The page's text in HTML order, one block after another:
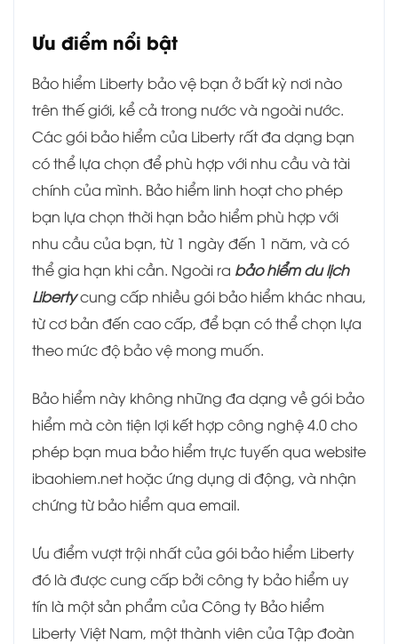
Ưu điểm nổi bật
Bảo hiểm Liberty bảo vệ bạn ở bất kỳ nơi nào
trên thế giới, kể cả trong nước và ngoài nước.
Các gói bảo hiểm của Liberty rất đa dạng bạn
có thể lựa chọn để phù hợp với nhu cầu và tài
chính của mình. Bảo hiểm linh hoạt cho phép
bạn lựa chọn thời hạn bảo hiểm phù hợp với
nhu cầu của bạn, từ 1 ngày đến 1 năm, và có
thể gia hạn khi cần. Ngoài ra bảo hiểm du lịch
Libertycung cấp nhiều gói bảo hiểm khác nhau,
từ cơ bản đến cao cấp, để bạn có thể chọn lựa
theo mức độ bảo vệ mong muốn.
Bảo hiểm này không những đa dạng về gói bảo
hiểm mà còn tiện lợi kết hợp công nghệ 4.0 cho
phép bạn mua bảo hiểm trực tuyến qua website
ibaohiem.net hoặc ứng dụng di động, và nhận
chứng từ bảo hiểm qua email.
Ưu điểm vượt trội nhất của gói bảo hiểm Liberty
đó là được cung cấp bởi công ty bảo hiểm uy
tín là một sản phẩm của Công ty Bảo hiểm
Liberty Việt Nam, một thành viên của Tập đoàn